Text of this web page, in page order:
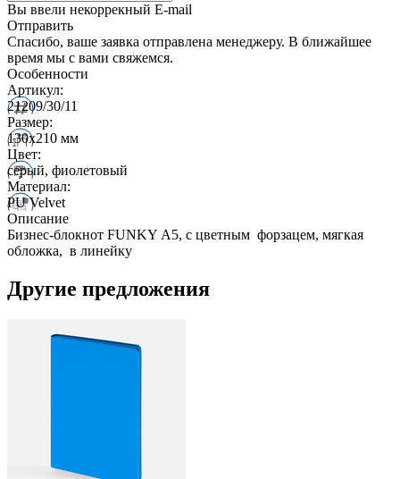
Вы ввели некоррекный E-mail
Отправить
Спасибо, ваше заявка отправлена менеджеру. В ближайшее
время мы с вами свяжемся.
Особенности
Артикул:
21209/30/11
Размер:
130х210 мм
Цвет:
серый, фиолетовый
Материал:
PU Velvet
Описание
Бизнес-блокнот FUNKY А5, с цветным форзацем, мягкая
обложка, в линейку
Другие предложения